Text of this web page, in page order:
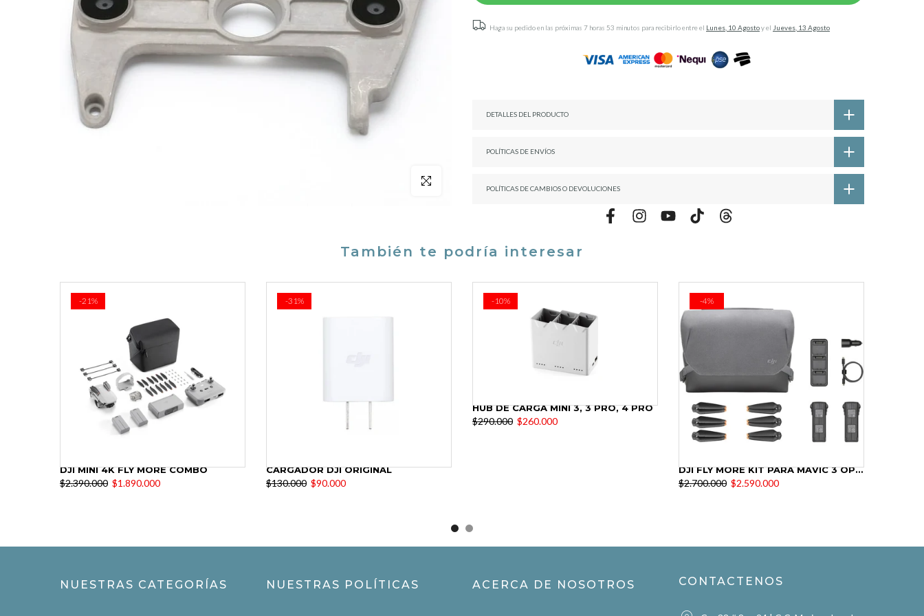
Click para agrandar
Haga su pedido en las próximas 7 horas 53 minutos para recibirlo entre el Lunes, 10 Agostoy el Jueves, 13 Agosto
DETALLES DEL PRODUCTO
POLÍTICAS DE ENVÍOS
POLÍTICAS DE CAMBIOS O DEVOLUCIONES
También te podría interesar
-21% -31%
CARGADOR DJI ORIGINAL
$130.000 $90.000
-23%
DJI OSMO POCKET 3 CREATOR COMBO PROMO
$3.190.000 $2.470.000
-6%
DJI RS 3 MINI GIMBAL ESTABILIZADOR
$1.650.000 $1.550.000
NUESTRAS CATEGORÍAS NUESTRAS POLÍTICAS ACERCA DE NOSOTROS CONTACTENOS